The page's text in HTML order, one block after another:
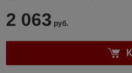
2 063 руб.